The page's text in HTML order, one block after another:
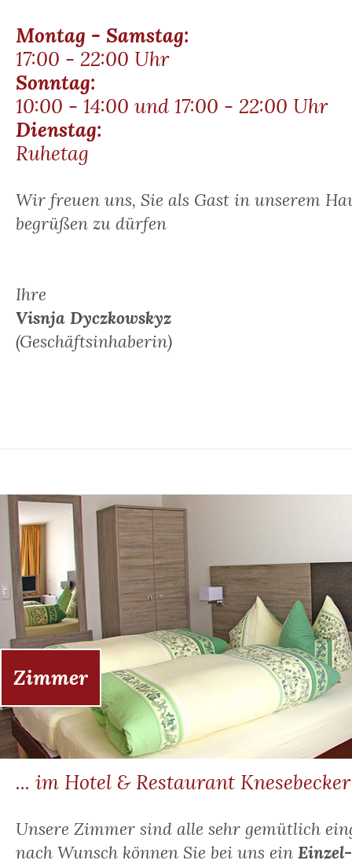
Montag - Samstag:
17:00 - 22:00 Uhr
Sonntag:
10:00 - 14:00 und 17:00 - 22:00 Uhr
Dienstag:
Ruhetag
Wir freuen uns, Sie als Gast in unserem
begrüßen zu dürfen
Ihre
Visnja Dyczkowskyz
(Geschäftsinhaberin)
Zimmer
... im Hotel & Restaurant
Unsere Zimmer sind alle sehr gemütlich
nach Wunsch können Sie bei uns ein Einzel-